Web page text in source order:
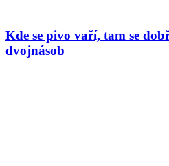
Kde se pivo vaří, tam se
dvojnásob